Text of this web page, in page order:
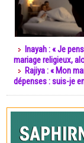
Inayah : « Je
mariage religieux,
Rajiya : « Mon
dépenses : suis-je